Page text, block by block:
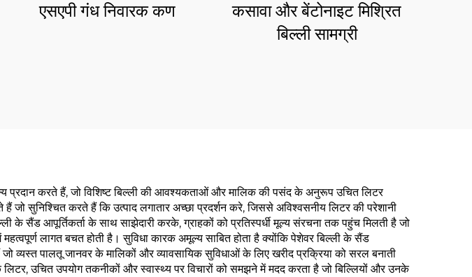
एसएपी गंध निवारक कण
कसावा और बेंटोनाइट मिश्रित
बिल्ली सामग्री
प्रदान करते हैं, जो विशिष्ट बिल्ली की आवश्यकताओं और मालिक की पसंद के अनुरूप उचित लिटर
जो सुनिश्चित करते हैं कि उत्पाद लगातार अच्छा प्रदर्शन करे, जिससे अविश्वसनीय लिटर की परेशानी
के सैंड आपूर्तिकर्ता के साथ साझेदारी करके, ग्राहकों को प्रतिस्पर्धी मूल्य संरचना तक पहुंच मिलती है जो
लागत बचत होती है। सुविधा कारक अमूल्य साबित होता है क्योंकि पेशेवर बिल्ली के सैंड
जो व्यस्त पालतू जानवर के मालिकों और व्यावसायिक सुविधाओं के लिए खरीद प्रक्रिया को सरल बनाती
लिटर, उचित उपयोग तकनीकों और स्वास्थ्य पर विचारों को समझने में मदद करता है जो बिल्लियों और उनके